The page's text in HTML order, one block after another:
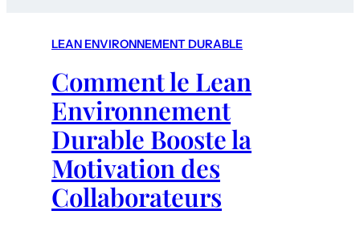
LEAN ENVIRONNEMENT DURABLE
Comment le Lean
Environnement
Durable Booste la
Motivation des
Collaborateurs